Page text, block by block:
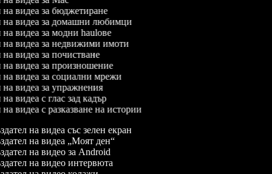
на видеа за бюджетиране
на видеа за домашни любимци
на видеа за модни haulове
на видеа за недвижими имоти
на видеа за почистване
на видеа за произношение
на видеа за социални мрежи
на видеа за упражнения
на видеа с глас зад кадър
на видеа с разказване на истории
на видеа със зелен екран
на видеа „Моят ден“
на видео за Android
на видео интервюта